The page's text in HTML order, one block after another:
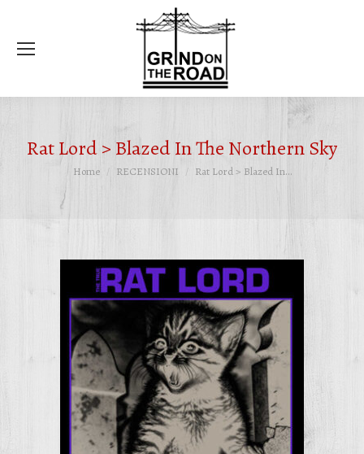
Rat Lord > Blazed In The Northern Sky
Tu sei qui:
Home RECENSIONI Rat Lord > Blazed In…